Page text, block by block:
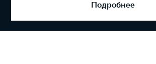
Подробнее